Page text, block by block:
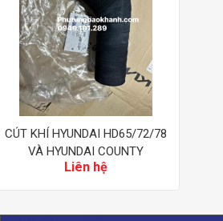
CÚT KHÍ HYUNDAI HD65/72/78
VÀ HYUNDAI COUNTY
Liên hệ